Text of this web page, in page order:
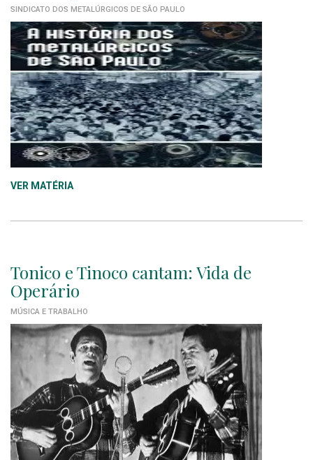
SINDICATO DOS METALÚRGICOS DE SÃO PAULO
VER MATÉRIA
Tonico e Tinoco cantam: Vida de
Operário
MÚSICA E TRABALHO